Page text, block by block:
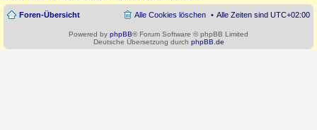
Foren-Übersicht Alle Zeiten sind UTC+02:00
Alle Cookies löschen
Powered by phpBB® Forum Software © phpBB Limited
Deutsche Übersetzung durch phpBB.de